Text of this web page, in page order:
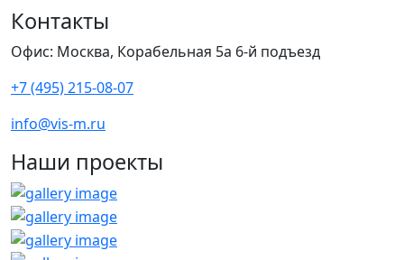
Контакты
Офис: Москва, Корабельная 5а 6-й подъезд
+7 (495) 215-08-07
info@vis-m.ru
Наши проекты